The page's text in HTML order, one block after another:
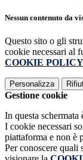
Nessun contenuto da
Questo sito o gli
cookie necessari al
COOKIE POLICY
Personalizza
Gestione cookie
In questa
I cookie necessari
piattaforma e non è
Per conoscere quali